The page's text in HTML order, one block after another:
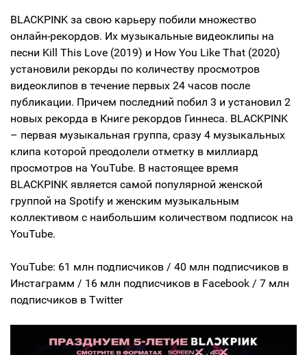
BLACKPINK за ​​свою карьеру побили множество
онлайн-рекордов. Их музыкальные видеоклипы на
песни Kill This Love (2019) и How You Like That (2020)
установили рекорды по количеству просмотров
видеоклипов в течение первых 24 часов после
публикации. Причем последний побил 3 и установил 2
новых рекорда в Книге рекордов Гиннеса. BLACKPINK
– первая музыкальная группа, сразу 4 музыкальных
клипа которой преодолели отметку в миллиард
просмотров на YouTube. В настоящее время
BLACKPINK является самой популярной женской
группой на Spotify и женским музыкальным
коллективом с наибольшим количеством подписок на
YouTube.
YouTube: 61 млн подписчиков / 40 млн подписчиков в
Инстаграмм / 16 млн подписчиков в Facebook / 7 млн ​​
подписчиков в Twitter